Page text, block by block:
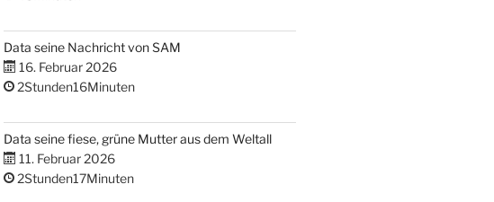
Data seine Nachricht von SAM
16. Februar 2026
2Stunden16Minuten
Data seine fiese, grüne Mutter aus dem Weltall
11. Februar 2026
2Stunden17Minuten